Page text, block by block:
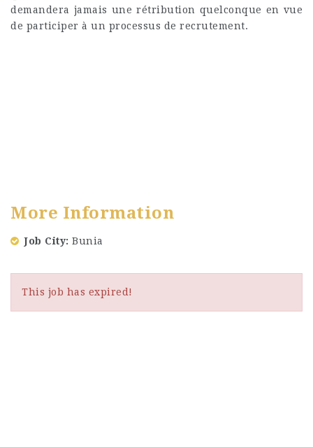
demandera jamais une rétribution quelconque en vue
de participer à un processus de recrutement.
More Information
Job City Bunia
This job has expired!